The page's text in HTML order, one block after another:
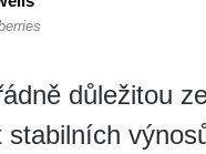
důležitou